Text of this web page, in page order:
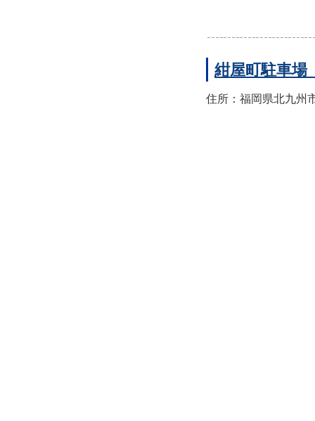
紺屋町駐車場
住所：福岡県北九州